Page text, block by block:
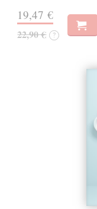
19,47 €
22,90 € ?